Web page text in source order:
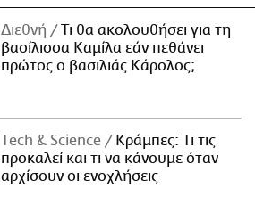
Διεθνή
Τι θα ακολουθήσει για τη
βασίλισσα Καμίλα εάν πεθάνει
πρώτος ο βασιλιάς Κάρολος;
Τech & Science
Κράμπες: Τι τις
προκαλεί και τι να κάνουμε όταν
αρχίσουν οι ενοχλήσεις